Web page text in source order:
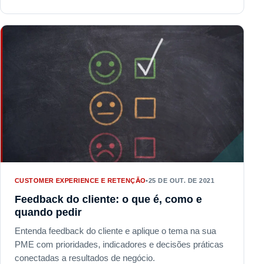
CUSTOMER EXPERIENCE E RETENÇÃO•25 DE OUT. DE 2021
Feedback do cliente: o que é, como e
quando pedir
Entenda feedback do cliente e aplique o tema na sua
PME com prioridades, indicadores e decisões práticas
conectadas a resultados de negócio.